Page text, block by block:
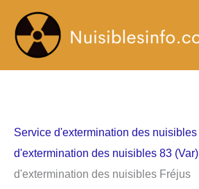
contenu
Service d'extermination des nuisibles
d'extermination des nuisibles 83 (Var)
d'extermination des nuisibles Fréjus